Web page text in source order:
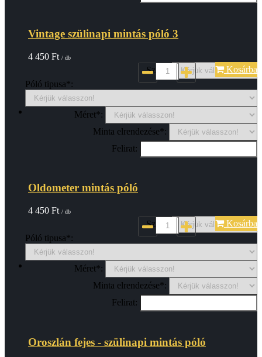
Vintage szülinapi mintás póló 3
4 450 Ft / db
Szin*:
Póló tipusa*:
Méret*:
Minta elrendezése*:
Felirat:
Kosárba
Oldometer mintás póló
4 450 Ft / db
Szin*:
Póló tipusa*:
Méret*:
Minta elrendezése*:
Felirat:
Kosárba
Oroszlán fejes - szülinapi mintás póló